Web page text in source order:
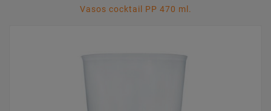
Vasos cocktail PP 470 ml.